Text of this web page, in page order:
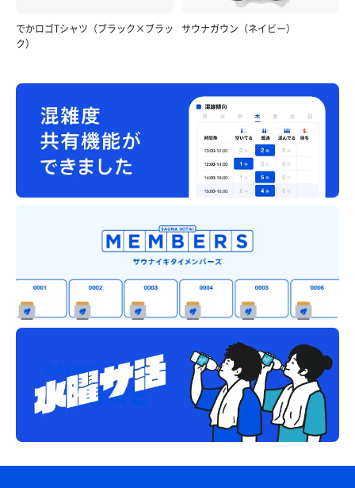
でかロゴTシャツ（ブラック×ブラッ
ク）
サウナガウン（ネイビー）